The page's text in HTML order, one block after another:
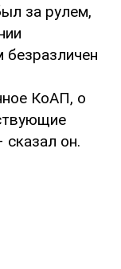
за рулем,
безразличен
КоАП, о
сказал он.